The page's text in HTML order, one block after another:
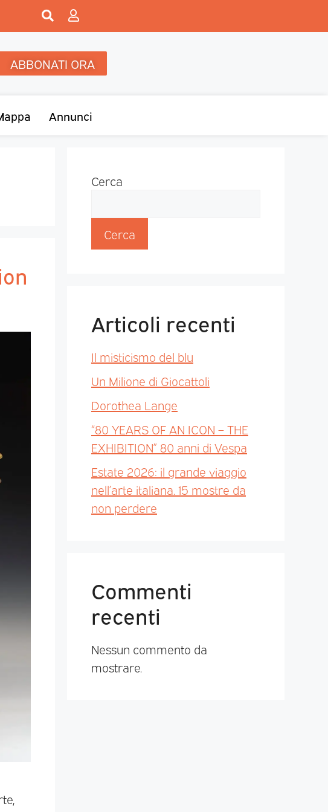
ABBONATI ORA
Annunci
Cerca
Cerca
Articoli recenti
Il misticismo del blu
Un Milione di Giocattoli
Dorothea Lange
“80 YEARS OF AN ICON – THE
EXHIBITION” 80 anni di Vespa
Estate 2026: il grande viaggio
nell’arte italiana. 15 mostre da
non perdere
Commenti
recenti
Nessun commento da
mostrare.